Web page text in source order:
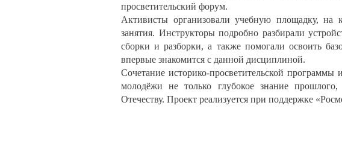
просветительский форум.
Активисты организовали учебную площадку, на
занятия. Инструкторы подробно разбирали
сборки и разборки, а также помогали освоить
впервые знакомится с данной дисциплиной.
Сочетание историко-просветительской
молодёжи не только глубокое знание
Отечеству. Проект реализуется при поддержке